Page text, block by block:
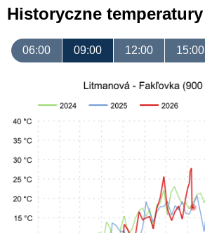
Historyczne temperatury
06:00 09:00 12:00 15:00